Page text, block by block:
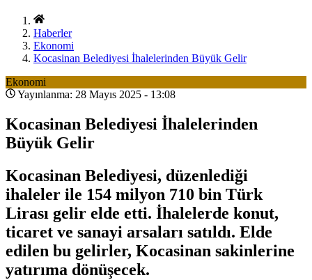
Haberler
Ekonomi
Kocasinan Belediyesi İhalelerinden Büyük Gelir
Ekonomi
Yayınlanma: 28 Mayıs 2025 - 13:08
Kocasinan Belediyesi İhalelerinden
Büyük Gelir
Kocasinan Belediyesi, düzenlediği
ihaleler ile 154 milyon 710 bin Türk
Lirası gelir elde etti. İhalelerde konut,
ticaret ve sanayi arsaları satıldı. Elde
edilen bu gelirler, Kocasinan sakinlerine
yatırıma dönüşecek.